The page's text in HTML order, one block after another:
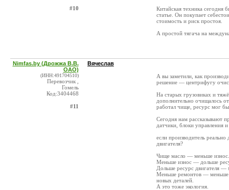
#10
Китайская техника сегодня
статье. Он покупает
стоимость и риск простоя.
А простой тягача на
Nimfas.by (Дрожжа В.В.
ОАО)
(ИНН:491704510)
Перевозчик ,
Гомель
Код:3404468
#11
Вячеслав
А вы заметили, как
решение — центрифугу
На старых грузовиках и
дополнительно очищалось
работал чище, ресурс мог
Сегодня нам рассказывают
датчики, блоки управления
если производитель
двигателя?
Чище масло — меньше износ.
Меньше износ — дольше
Дольше ресурс двигателя —
Меньше ремонтов — меньше
новых деталей.
А это тоже экология.